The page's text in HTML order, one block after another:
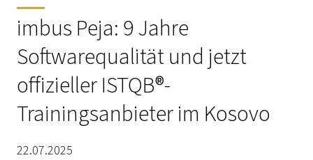
imbus Peja: 9 Jahre
Softwarequalität und jetzt
offizieller ISTQB®-
Trainingsanbieter im Kosovo
22.07.2025